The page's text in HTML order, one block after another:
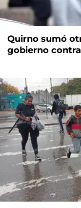
Quirno sumó
gobierno